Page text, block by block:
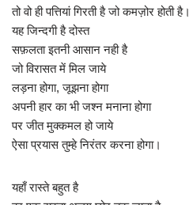
तो वो ही पत्तियां गिरती है जो कमज़ोर होती है।
यह जिन्दगी है दोस्त
सफ़लता इतनी आसान नही है
जो विरासत में मिल जाये
लड़ना होगा, जूझना होगा
अपनी हार का भी जश्न मनाना होगा
पर जीत मुक्कमल हो जाये
ऐसा प्रयास तुम्हे निरंतर करना होगा।
यहाँ रास्ते बहुत है